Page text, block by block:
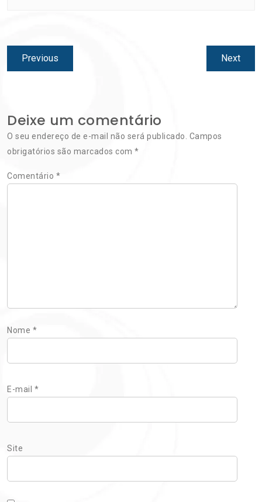
Navegação
de
Previous
post:
NextNext
post:
Deixe um comentário
O seu endereço de e-mail não será publicado. Campos
obrigatórios são marcados com *
Comentário *
Nome *
E-mail *
Site